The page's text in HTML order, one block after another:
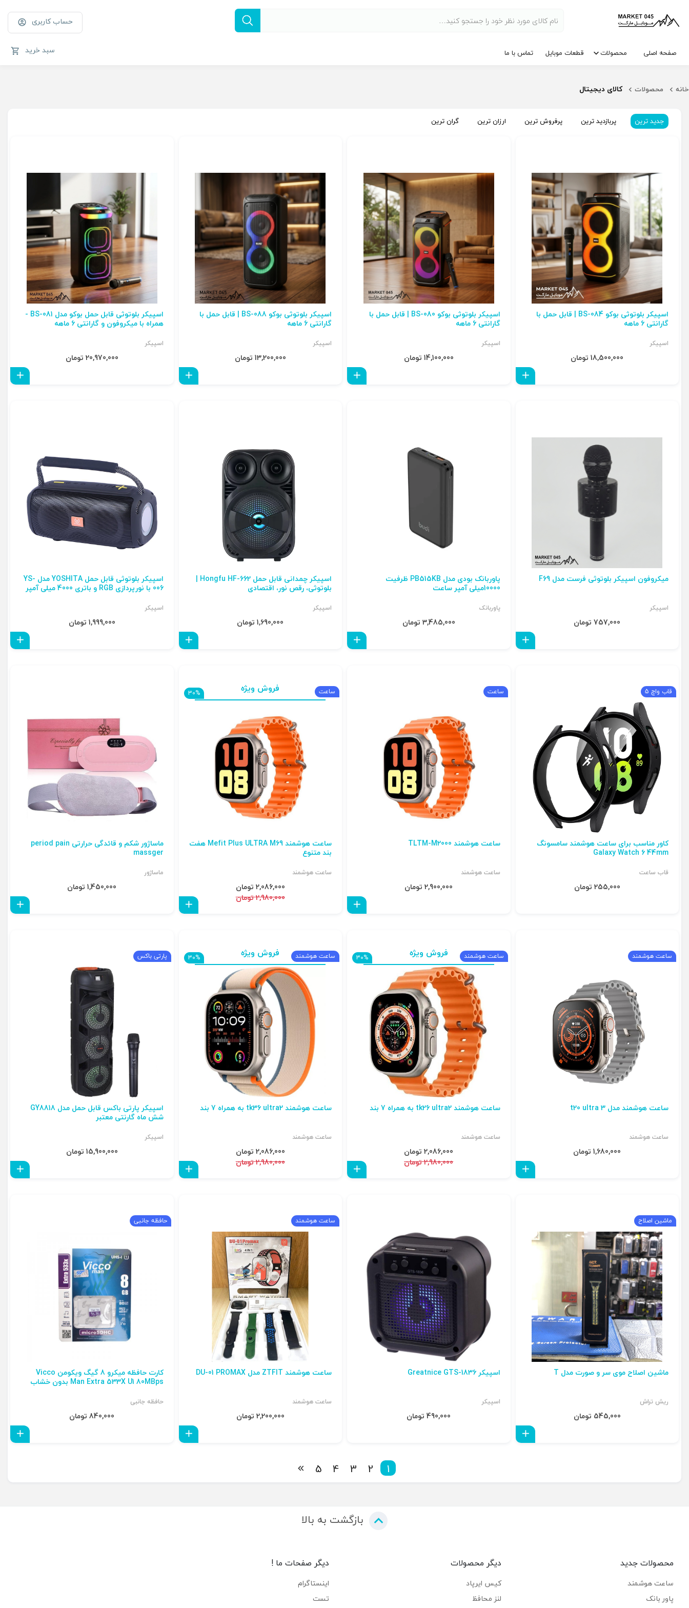
حساب کاربری
صفحه اصلی محصولات قطعات موبایل تماس با ما سبد خرید
خانه محصولات کالای دیجیتال
جدید ترین پربازدید ترین پرفروش ترین ارزان ترین گران ترین
اسپیکر بلوتوثی بوکو BS-084 | قابل حمل با
گارانتی 6 ماهه
اسپیکر
18,500,000 تومان
اسپیکر بلوتوثی بوکو BS-080 | قابل حمل با
گارانتی 6 ماهه
اسپیکر
14,100,000 تومان
اسپیکر بلوتوثی بوکو BS-088 | قابل حمل با
گارانتی 6 ماهه
اسپیکر
13,200,000 تومان
اسپیکر بلوتوثی قابل حمل بوکو مدل BS-081 -
همراه با میکروفون و گارانتی 6 ماهه
اسپیکر
20,970,000 تومان
میکروفون اسپیکر بلوتوثی فرست مدل F69
اسپیکر
757,000 تومان
پاوربانک بودی مدل PB515KB ظرفیت
10000میلی آمپر ساعت
پاوربانک
3,485,000 تومان
اسپیکر چمدانی قابل حمل Hongfu HF-662 |
بلوتوثی، رقص نور، اقتصادی
اسپیکر
1,690,000 تومان
اسپیکر بلوتوثی قابل حمل YOSHITA مدل YS-
006 با نورپردازی RGB و باتری 4000 میلی آمپر
اسپیکر
1,999,000 تومان
قاب واچ 5
کاور مناسب برای ساعت هوشمند سامسونگ
Galaxy Watch 6 44mm
قاب ساعت
255,000 تومان
ساعت
ساعت هوشمند TLTM-M2000
ساعت هوشمند
2,900,000 تومان
فروش ویژه ساعت 30%
ساعت هوشمند Mefit Plus ULTRA M69 هفت
بند متنوع
ساعت هوشمند
2,086,000 تومان
2,980,000 تومان
ماساژور شکم و قائدگی حرارتی period pain
massger
ماساژور
1,450,000 تومان
ساعت هوشمند
ساعت هوشمند مدل t20 ultra 3
ساعت هوشمند
1,680,000 تومان
فروش ویژه ساعت هوشمند 30%
ساعت هوشمند tk26 ultra2 به همراه 7 بند
ساعت هوشمند
2,086,000 تومان
2,980,000 تومان
فروش ویژه ساعت هوشمند 30%
ساعت هوشمند tk36 ultra2 به همراه 7 بند
ساعت هوشمند
2,086,000 تومان
2,980,000 تومان
پارتی باکس
اسپیکر پارتی باکس قابل حمل مدل GY8818
شش ماه گارنتی معتبر
اسپیکر
15,900,000 تومان
ماشین اصلاح
ماشین اصلاح موی سر و صورت مدل T
ریش تراش
545,000 تومان
اسپیکر Greatnice GTS-1836
اسپیکر
490,000 تومان
ساعت هوشمند
ساعت هوشمند ZTFIT مدل DU-01 PROMAX
ساعت هوشمند
2,200,000 تومان
حافظه جانبی
کارت حافظه میکرو 8 گیگ ویکومن Vicco
Man Extra 533X U1 80MBps بدون خشاب
حافظه جانبی
840,000 تومان
1
2
3
4
5
بازگشت به بالا
محصولات جدید
ساعت هوشمند
پاور بانک
دیگر محصولات
کیس ایرپاد
لنز محافظ
دیگر صفحات ما !
اینستاگرام
تست